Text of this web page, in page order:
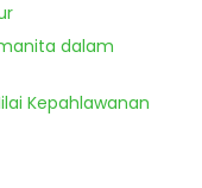
dalam
Kepahlawanan